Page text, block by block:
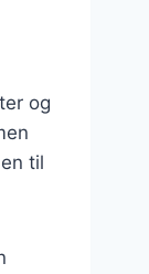
og
til